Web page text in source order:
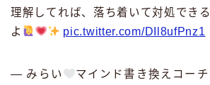
理解してれば、落ち着いて対処でき
よ
pic.twitter.com/DIl8ufPnz1
— みらい
マインド書き換えコー